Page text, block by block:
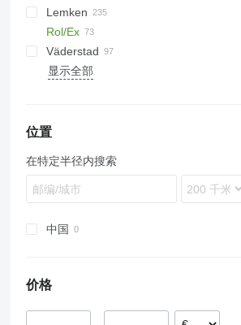
KE
KG
RMX
Twister
Cura
Joker
Tiger
Transformer
410
512
637
2623 VT
SCARIFLEX
Helix
Komet
X-Cut Solo
3000
VM
8300
F-series
Cultimer
Discover
HR
HRB
NG
Qualidisc
Quadro
Rebell Classic
Rebell Profiline
Lemken
Gigant
Heliodor
Koralin
DC
DM
Presto
WDL
KR
Fox
Lion
Novacat
Blackbear
Diskator
Corvus
Field Bird
PKE
Rol/Ex
U671
U693
FPM RD 300
GAL-C 3.0
Alfa
Tiger
ARES
PD
Väderstad
Carrier
Disc Master Pro
显示全部
位置
在特定半径内搜索
中国
价格